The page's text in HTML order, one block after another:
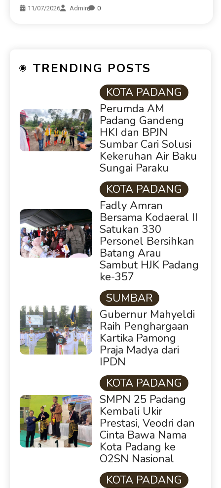
11/07/2026 Admin 0
TRENDING POSTS
KOTA PADANG
Perumda AM
Padang Gandeng
HKI dan BPJN
Sumbar Cari Solusi
Kekeruhan Air Baku
Sungai Paraku
KOTA PADANG
Fadly Amran
Bersama Kodaeral II
Satukan 330
Personel Bersihkan
Batang Arau
Sambut HJK Padang
ke-357
SUMBAR
Gubernur Mahyeldi
Raih Penghargaan
Kartika Pamong
Praja Madya dari
IPDN
KOTA PADANG
SMPN 25 Padang
Kembali Ukir
Prestasi, Veodri dan
Cinta Bawa Nama
Kota Padang ke
O2SN Nasional
KOTA PADANG